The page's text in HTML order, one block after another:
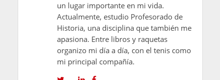
un lugar importante en mi vida.
Actualmente, estudio Profesorado de
Historia, una disciplina que también me
apasiona. Entre libros y raquetas
organizo mi día a día, con el tenis como
mi principal compañía.